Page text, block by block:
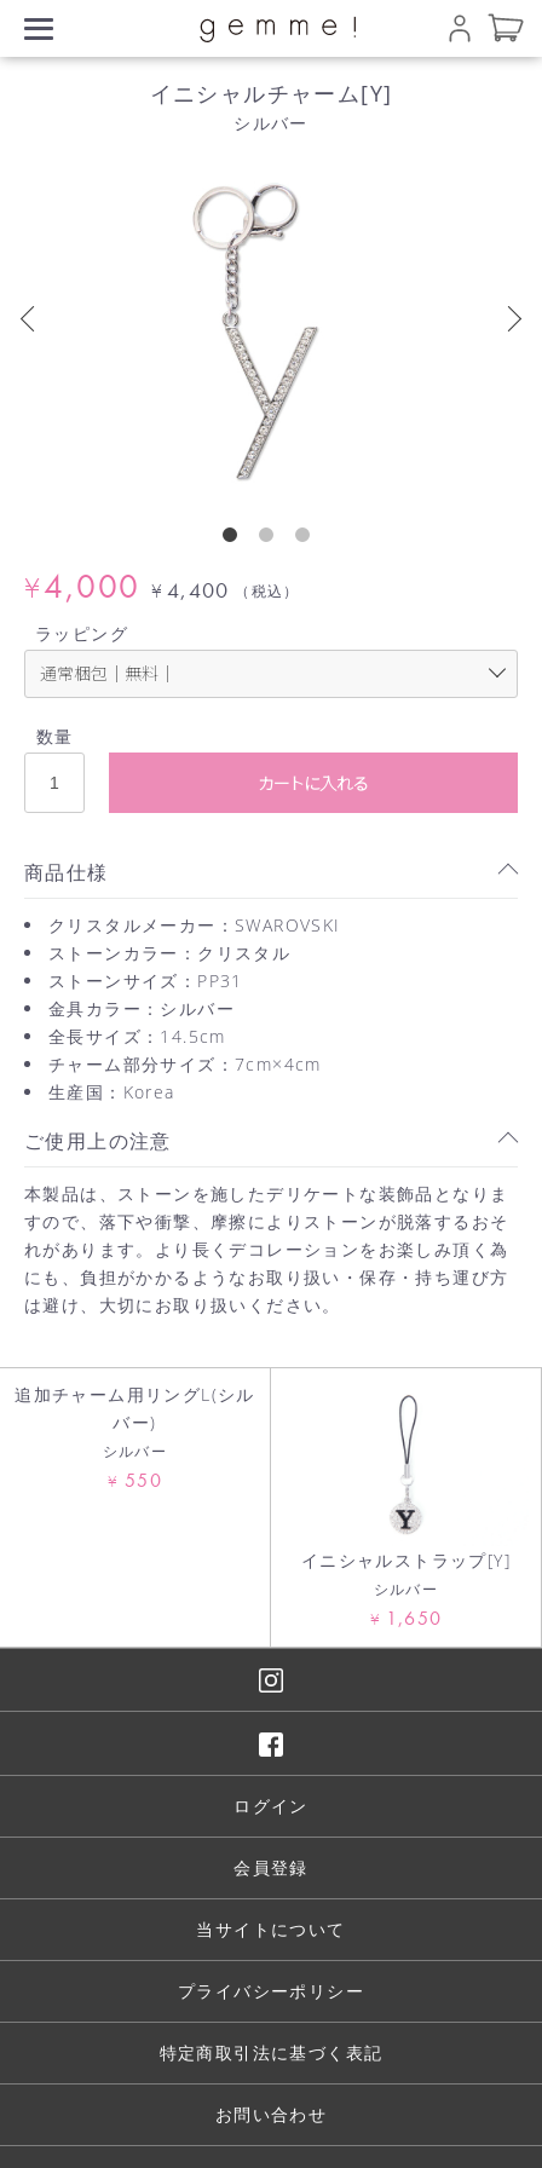
イニシャルチャーム[Y]
シルバー
¥4,000 ¥ 4,400 （税込）
ラッピング
数量
カートに入れる
お買い物を続ける
カートへ進む
商品仕様
クリスタルメーカー：SWAROVSKI
ストーンカラー：クリスタル
ストーンサイズ：PP31
金具カラー：シルバー
全長サイズ：14.5cm
チャーム部分サイズ：7cm×4cm
生産国：Korea
ご使用上の注意
本製品は、ストーンを施したデリケートな装飾品となりま
すので、落下や衝撃、摩擦によりストーンが脱落するおそ
れがあります。より長くデコレーションをお楽しみ頂く為
にも、負担がかかるようなお取り扱い・保存・持ち運び方
は避け、大切にお取り扱いください。
追加チャーム用リングL(シル
バー)
シルバー
¥ 550
イニシャルストラップ[Y]
シルバー
¥ 1,650
ログイン
会員登録
当サイトについて
プライバシーポリシー
特定商取引法に基づく表記
お問い合わせ